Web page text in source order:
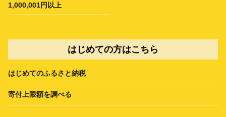
1,000,001円以上
はじめての方はこちら
はじめてのふるさと納税
寄付上限額を調べる